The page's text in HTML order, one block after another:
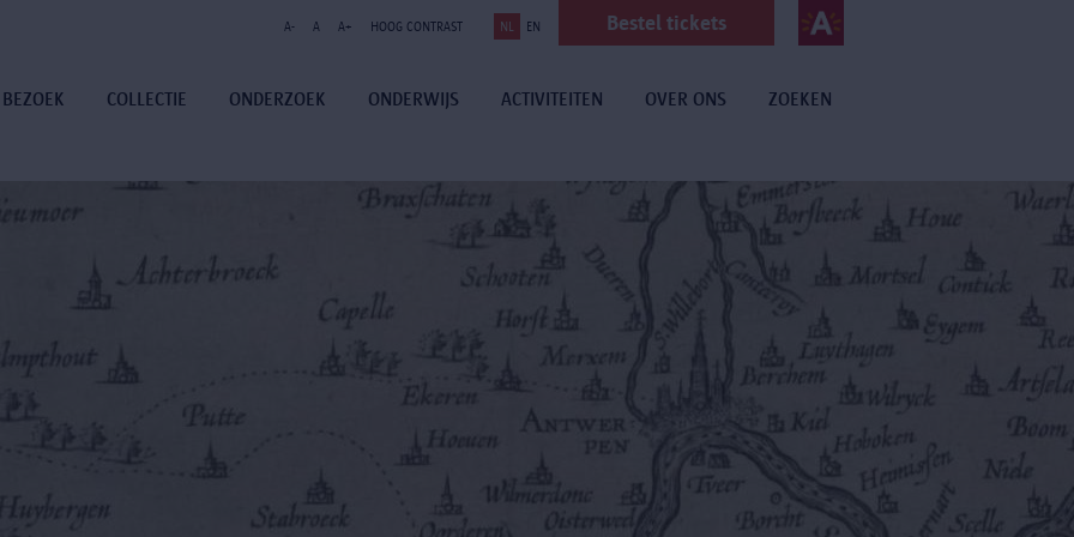
A- A A+ HOOG CONTRAST NL EN Bestel tickets
BEZOEK COLLECTIE ONDERZOEK ONDERWIJS ACTIVITEITEN OVER ONS ZOEKEN